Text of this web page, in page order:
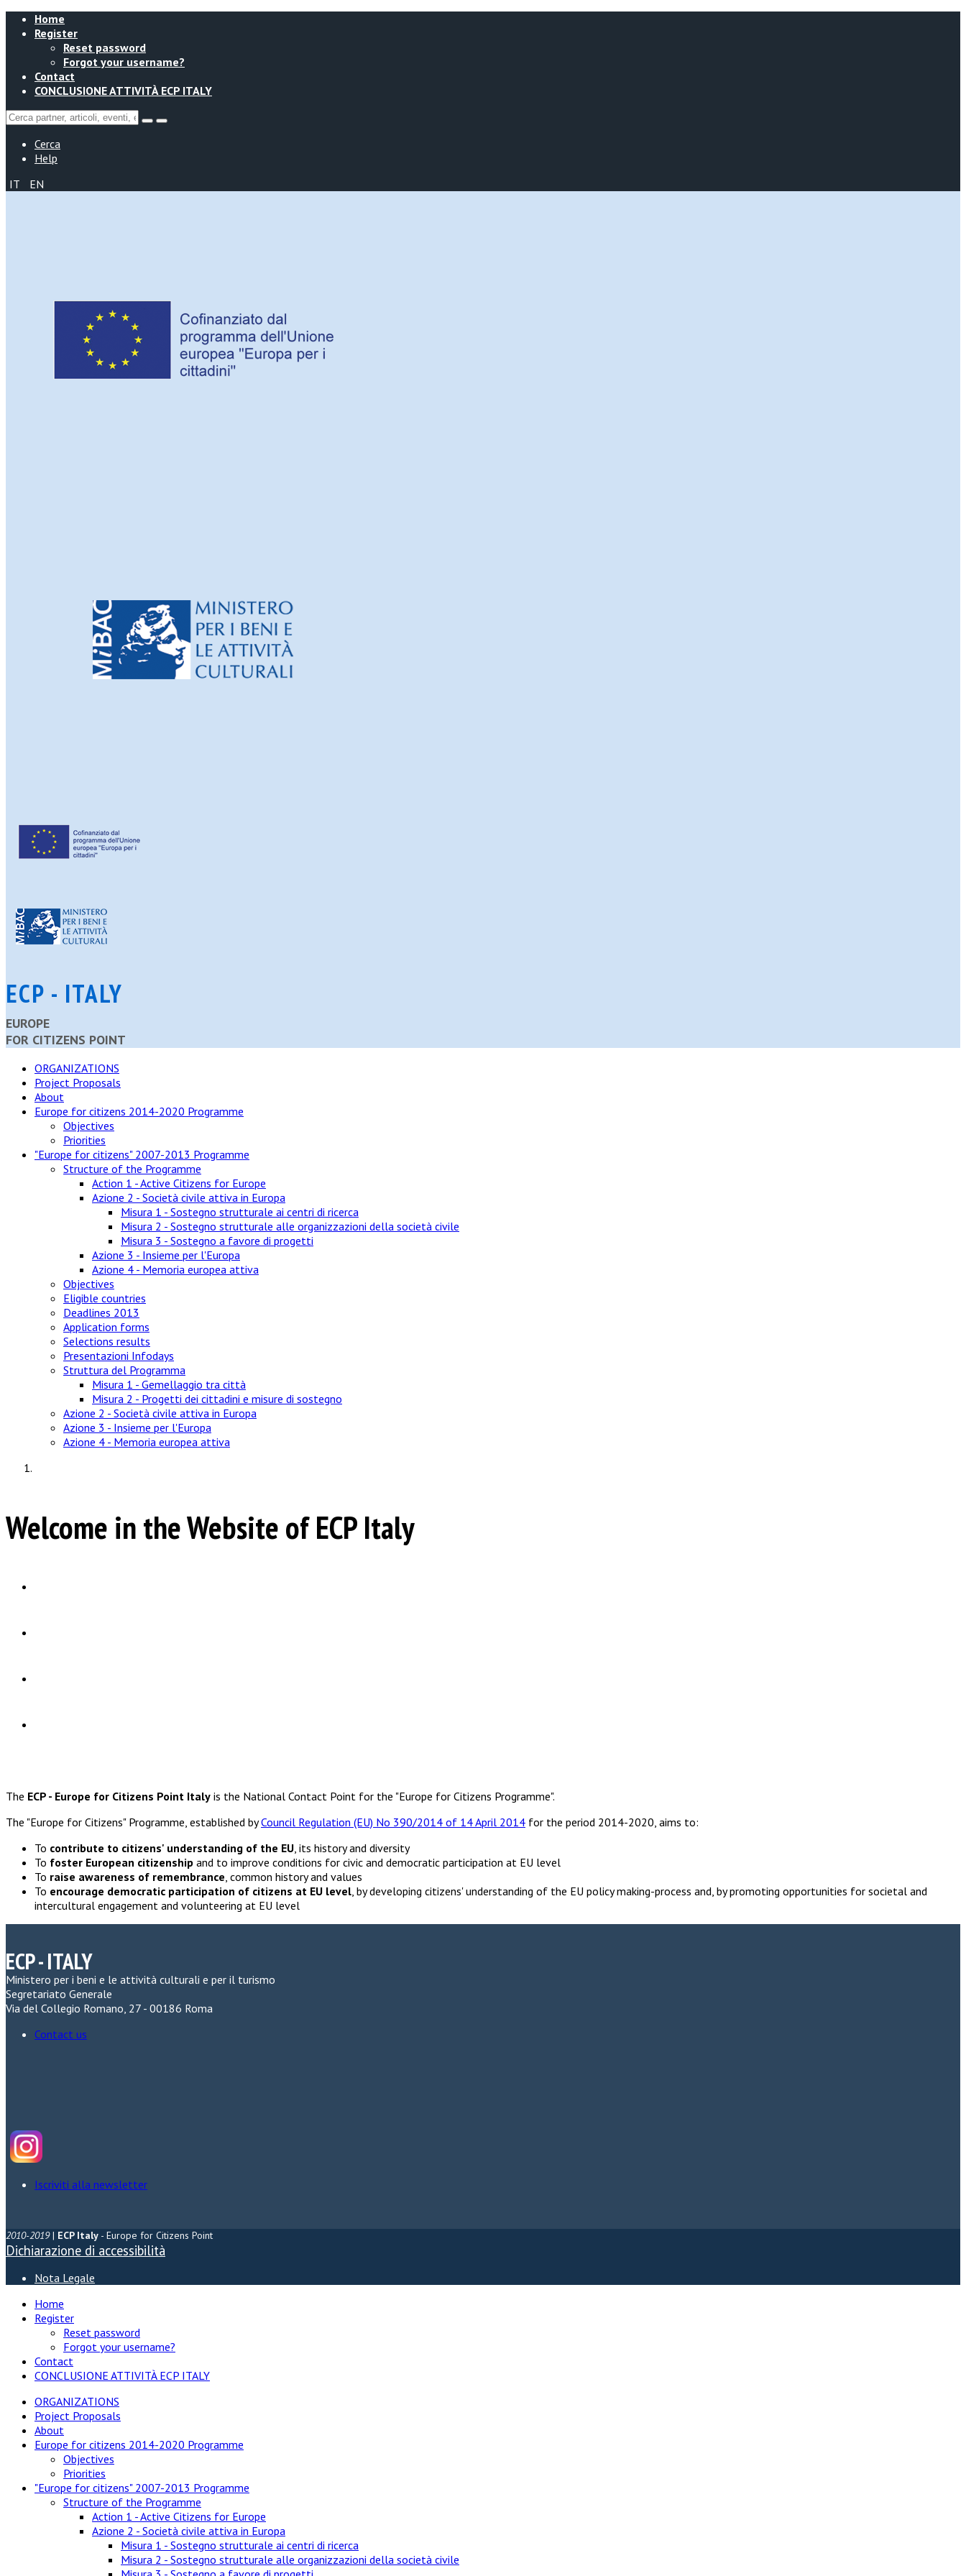
Home
Register
Reset password
Forgot your username?
Contact
CONCLUSIONE ATTIVITÀ ECP ITALY
Cerca
Help
IT
EN
ECP - ITALY
EUROPE
FOR CITIZENS POINT
ORGANIZATIONS
Project Proposals
About
Europe for citizens 2014-2020 Programme
Objectives
Priorities
"Europe for citizens" 2007-2013 Programme
Structure of the Programme
Action 1 - Active Citizens for Europe
Azione 2 - Società civile attiva in Europa
Misura 1 - Sostegno strutturale ai centri di ricerca
Misura 2 - Sostegno strutturale alle organizzazioni della società civile
Misura 3 - Sostegno a favore di progetti
Azione 3 - Insieme per l'Europa
Azione 4 - Memoria europea attiva
Objectives
Eligible countries
Deadlines 2013
Application forms
Selections results
Presentazioni Infodays
Struttura del Programma
Misura 1 - Gemellaggio tra città
Misura 2 - Progetti dei cittadini e misure di sostegno
Azione 2 - Società civile attiva in Europa
Azione 3 - Insieme per l'Europa
Azione 4 - Memoria europea attiva
Welcome in the Website of ECP Italy
The ECP - Europe for Citizens Point Italy is the National Contact Point for the "Europe for Citizens Programme".
The "Europe for Citizens" Programme, established byCouncil Regulation (EU) No 390/2014 of 14 April 2014 for the period 2014-2020, aims to:
To contribute to citizens' understanding of the EU, its history and diversity
To foster European citizenship and to improve conditions for civic and democratic participation at EU level
To raise awareness of remembrance, common history and values
To encourage democratic participation of citizens at EU level, by developing citizens' understanding of the EU policy making-process and, by promoting opportunities for societal and
intercultural engagement and volunteering at EU level
ECP - ITALY
Ministero per i beni e le attività culturali e per il turismo
Segretariato Generale
Via del Collegio Romano, 27 - 00186 Roma
Contact us
Iscriviti alla newsletter
2010-2019| ECP Italy - Europe for Citizens Point
Dichiarazione di accessibilità
Nota Legale
Home
Register
Reset password
Forgot your username?
Contact
CONCLUSIONE ATTIVITÀ ECP ITALY
ORGANIZATIONS
Project Proposals
About
Europe for citizens 2014-2020 Programme
Objectives
Priorities
"Europe for citizens" 2007-2013 Programme
Structure of the Programme
Action 1 - Active Citizens for Europe
Azione 2 - Società civile attiva in Europa
Misura 1 - Sostegno strutturale ai centri di ricerca
Misura 2 - Sostegno strutturale alle organizzazioni della società civile